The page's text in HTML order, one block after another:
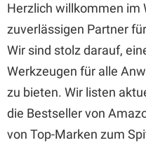
Herzlich willkommen im
zuverlässigen Partner
Wir sind stolz darauf,
Werkzeugen für alle
zu bieten. Wir listen
die Bestseller von
von Top-Marken zum